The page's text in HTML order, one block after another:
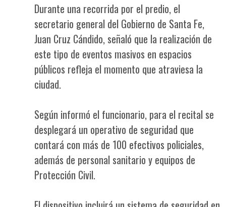
Durante una recorrida por el predio, el
secretario general del Gobierno de Santa Fe,
Juan Cruz Cándido, señaló que la realización de
este tipo de eventos masivos en espacios
públicos refleja el momento que atraviesa la
ciudad.
Según informó el funcionario, para el recital se
desplegará un operativo de seguridad que
contará con más de 100 efectivos policiales,
además de personal sanitario y equipos de
Protección Civil.